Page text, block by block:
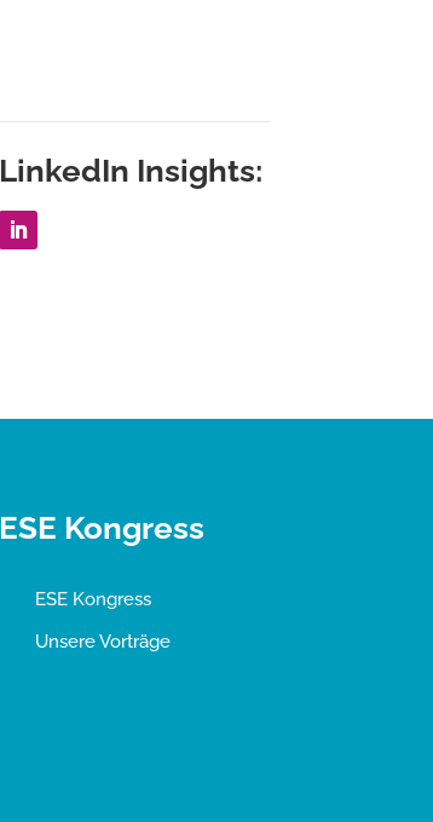
LinkedIn Insights:
ESE Kongress
ESE Kongress
Unsere Vorträge